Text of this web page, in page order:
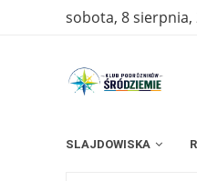
sobota, 8 sierpnia,
SLAJDOWISKA